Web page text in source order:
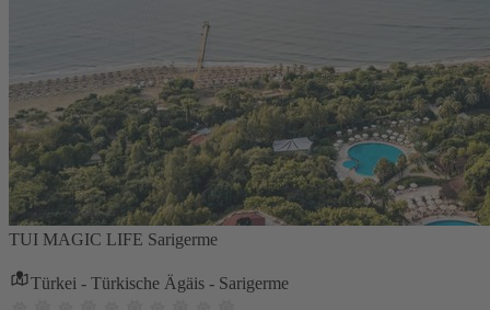
TUI MAGIC LIFE Sarigerme
Türkei - Türkische Ägäis - Sarigerme